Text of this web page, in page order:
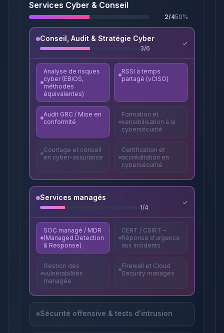
Services Cyber & Conseil
2/450%
Conseil, Audit & Stratégie Cyber
3/6
Analyse de risques
cyber (EBIOS,
méthodes
équivalentes)
RSSI à temps
partagé (vCISO)
Audit GRC / Mise en
conformité
Formation et
sensibilisation à la
cybersécurité
Courtage et conseil
en cyber-assurance
Certification et
accréditation en
cybersécurité
Services managés
1/4
SOC managé / MDR
(Managed Detection
& Response)
CERT / CSIRT –
Réponse d'urgence
aux incidents
Gestion des
vulnérabilités
managée
Firewall et Cloud
Security managés
Sécurité offensive & tests d'intrusion